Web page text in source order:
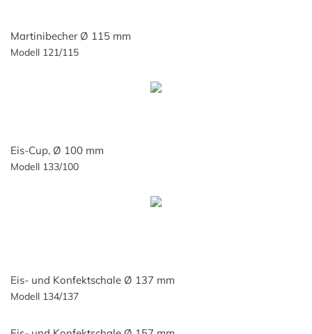
Martinibecher Ø 115 mm
Modell 121/115
Eis-Cup, Ø 100 mm
Modell 133/100
Eis- und Konfektschale Ø 137 mm
Modell 134/137